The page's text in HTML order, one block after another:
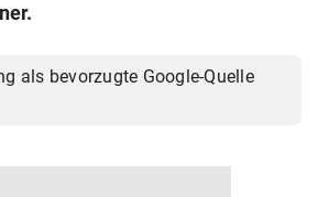
& Co KG 2026
als bevorzugte Google-Quelle